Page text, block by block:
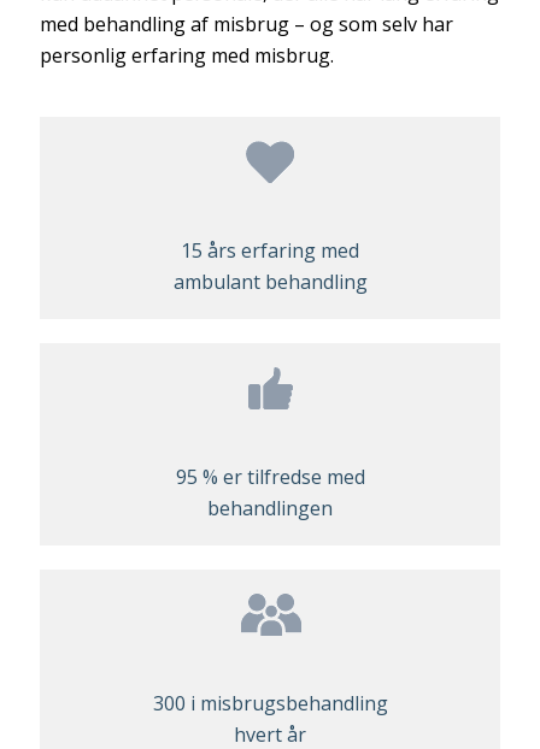
med behandling af misbrug – og som selv har
personlig erfaring med misbrug.
15 års erfaring med
ambulant behandling
95 % er tilfredse med
behandlingen
300 i misbrugsbehandling
hvert år